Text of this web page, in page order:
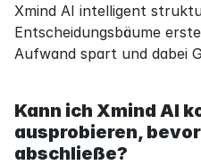
Xmind AI intelligent
Entscheidungsbäume
Aufwand spart und dabei
Kann ich Xmind AI
ausprobieren,
abschließe?